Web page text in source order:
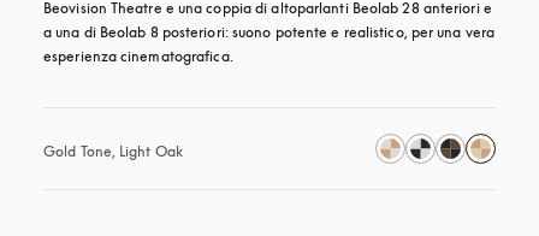
Beovision Theatre e una coppia di altoparlanti Beolab 28 anteriori e
a una di Beolab 8 posteriori: suono potente e realistico, per una vera
esperienza cinematografica.
Gold Tone, Light Oak